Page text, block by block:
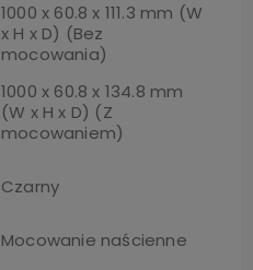
1000 x 60.8 x 111.3 mm (W
x H x D) (Bez
mocowania)
1000 x 60.8 x 134.8 mm
(W x H x D) (Z
mocowaniem)
Czarny
Mocowanie naścienne